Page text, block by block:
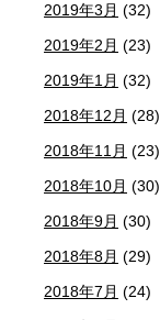
2019年3月 (32)
2019年2月 (23)
2019年1月 (32)
2018年12月 (28)
2018年11月 (23)
2018年10月 (30)
2018年9月 (30)
2018年8月 (29)
2018年7月 (24)